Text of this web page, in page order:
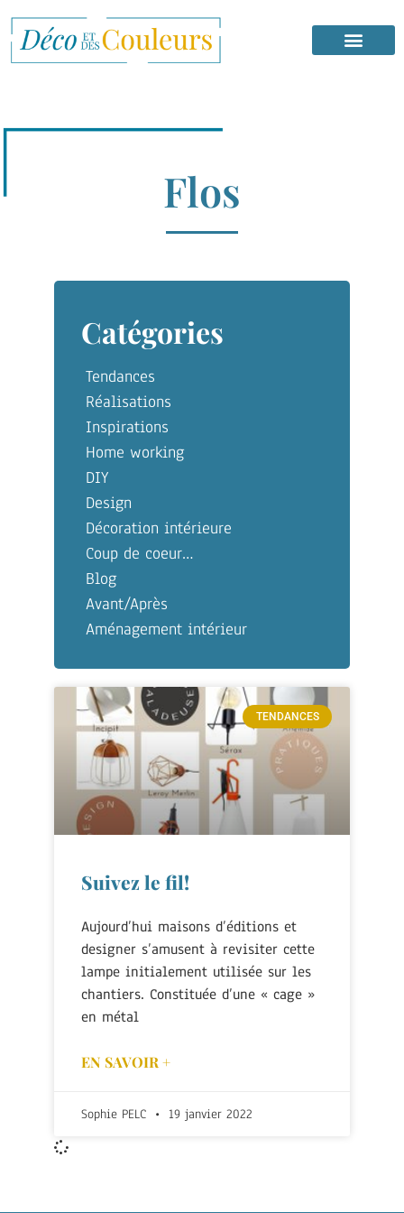
Flos
Catégories
Tendances
Réalisations
Inspirations
Home working
DIY
Design
Décoration intérieure
Coup de coeur…
Blog
Avant/Après
Aménagement intérieur
TENDANCES
Suivez le fil!
Aujourd’hui maisons d’éditions et
designer s’amusent à revisiter cette
lampe initialement utilisée sur les
chantiers. Constituée d’une « cage »
en métal
EN SAVOIR +
Sophie PELC 19 janvier 2022